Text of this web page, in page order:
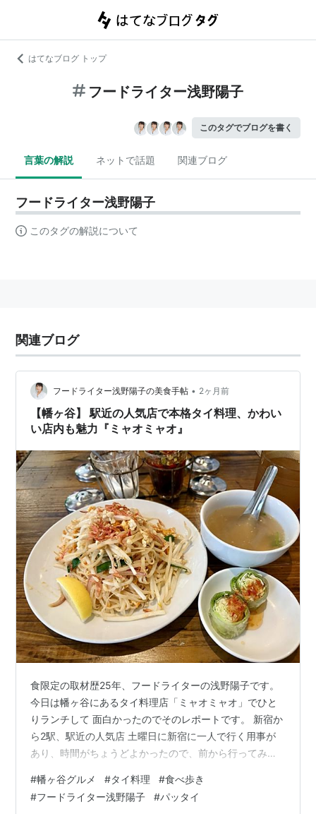
はてなブログ トップ
フードライター浅野陽子
このタグでブログを書く
言葉の解説 ネットで話題 関連ブログ
フードライター浅野陽子
このタグの解説について
関連ブログ
フードライター浅野陽子の美食手帖 • 2ヶ月前
【幡ヶ谷】 駅近の人気店で本格タイ料理、かわい
い店内も魅力『ミャオミャオ』
食限定の取材歴25年、フードライターの浅野陽子です。
今日は幡ヶ谷にあるタイ料理店「ミャオミャオ」でひと
りランチして 面白かったのでそのレポートです。 新宿か
ら2駅、駅近の人気店 土曜日に新宿に一人で行く用事が
あり、時間がちょうどよかったので、前から行ってみた
から2駅。しかしちょっと降りる駅をまちがえてしまい
（笹塚で降りた）、引き返したので12時少し前になって
#幡ヶ谷グルメ #タイ料理 #食べ歩き
#フードライター浅野陽子 #パッタイ